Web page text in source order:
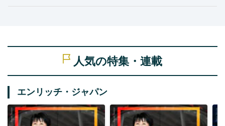
人気の特集・連載
エンリッチ・ジャパン